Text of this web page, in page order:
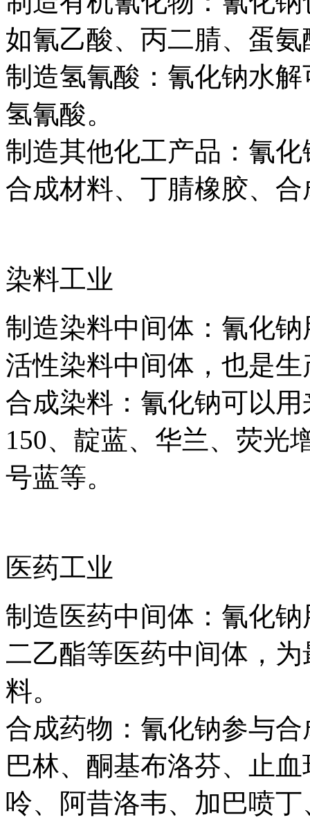
如氰乙酸、丙二腈、蛋
制造氢氰酸：氰化钠水
氢氰酸。
制造其他化工产品：氰
合成材料、丁腈橡胶、
染料工业
制造染料中间体：氰化
活性染料中间体，也是
合成染料：氰化钠可以
150、靛蓝、华兰、荧光
号蓝等。
医药工业
制造医药中间体：氰化
二乙酯等医药中间体，
料。
合成药物：氰化钠参与
巴林、酮基布洛芬、止
呤、阿昔洛韦、加巴喷